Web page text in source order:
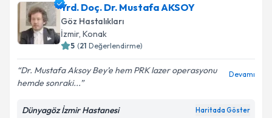
Takvim Talebini Gönder
Op. Dr. Hanife Öztürk Kahramaniçin randevu
takvimi talebi oluşturun. Size bu uzmandan randevu
almanız için bir takvim hazırlandığında e-posta ile
bilgilendireceğiz.
E-posta Adresiniz
Yrd. Doç. Dr. Mustafa AKSOY
Göz Hastalıkları
İzmir, Konak
5 (21 Değerlendirme)
Dr. Mustafa Aksoy Bey’e hem PRK lazer operasyonu
hemde sonraki...
Devamı
Dünyagöz İzmir Hastanesi Haritada Göster